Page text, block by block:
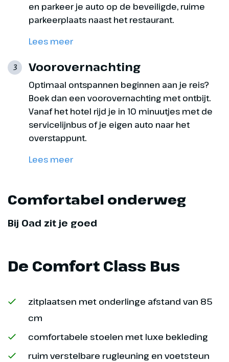
Dag 8
Vrije dag Ålesund
Vandaag heb je de dag ter vrije
waarna deze in Jugendstil stijl
herbouwd is. Deze
wederopbouw maakte de stad
ontdekking te gaan. Het diner is
vandaag niet inbegrepen.
Hoogtepunt
en parkeer je auto op de beveiligde, ruime
parkeerplaats naast het restaurant.
Lees meer
3 Voorovernachting
Optimaal ontspannen beginnen aan je reis?
Boek dan een voorovernachting met ontbijt.
Vanaf het hotel rijd je in 10 minuutjes met de
servicelijnbus of je eigen auto naar het
overstappunt.
Lees meer
Comfortabel onderweg
Bij Oad zit je goed
De Comfort Class Bus
zitplaatsen met onderlinge afstand van 85
cm
comfortabele stoelen met luxe bekleding
ruim verstelbare rugleuning en voetsteun